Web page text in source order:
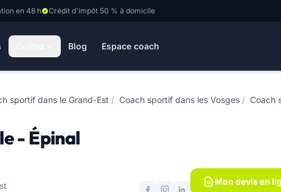
en 48 h Crédit d'impôt 50 % à domicile
Blog Espace coach
sportif dans le Grand-Est / Coach sportif dans les Vosges / Coach
- Épinal
Mon devis en